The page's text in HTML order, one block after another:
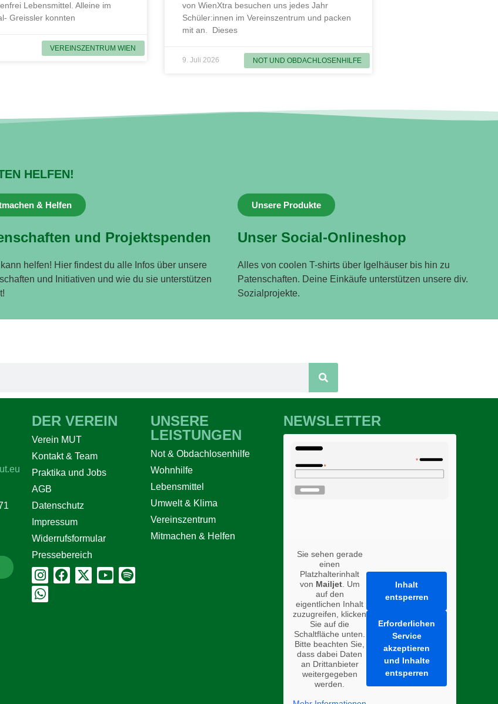
VEREINSZENTRUM WIEN
Lebensmittel. Alleine im
Greissler konnten
NOT UND OBDACHLOSENHILFE
von WienXtra besuchen uns jedes Jahr
Schüler:innen im Vereinszentrum und packen
mit an. Dieses
9. Juli 2026
HELFEN!
& Helfen
und Projektspenden
helfen! Hier findest du alle Infos über unsere
und Initiativen und wie du sie unterstützen
Unsere Produkte
Unser Social-Onlineshop
Alles von coolen T-shirts über Igelhäuser bis hin zu
Patenschaften. Deine Einkäufe unterstützen unsere div.
Sozialprojekte.
DER VEREIN
Verein MUT
Kontakt & Team
Praktika und Jobs
AGB
Datenschutz
Impressum
Widerrufsformular
Pressebereich
UNSERE
LEISTUNGEN
Not & Obdachlosenhilfe
Wohnhilfe
Lebensmittel
Umwelt & Klima
Vereinszentrum
Mitmachen & Helfen
NEWSLETTER
Sie sehen gerade
einen
Platzhalterinhalt
von Mailjet. Um
auf den
eigentlichen Inhalt
zuzugreifen, klicken
Sie auf die
Schaltfläche unten.
Bitte beachten Sie,
dass dabei Daten
an Drittanbieter
weitergegeben
werden.
Inhalt
entsperren
Erforderlichen
Service
akzeptieren
und Inhalte
entsperren